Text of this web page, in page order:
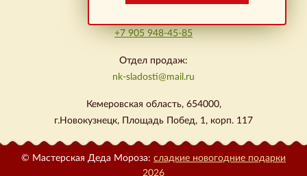
+7 905 948-45-85
Отдел продаж:
nk-sladosti@mail.ru
Кемеровская область, 654000,
г.Новокузнецк, Площадь Побед, 1, корп. 117
© Мастерская Деда Мороза: сладкие новогодние подарки
2026